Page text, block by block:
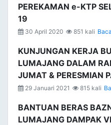
PEREKAMAN e-KTP
19
30 April 2020 851 kali
KUNJUNGAN KERJA
LUMAJANG DALAM
JUMAT & PERESMIAN
29 Januari 2021 815 kali
BANTUAN BERAS
LUMAJANG DAMPAK